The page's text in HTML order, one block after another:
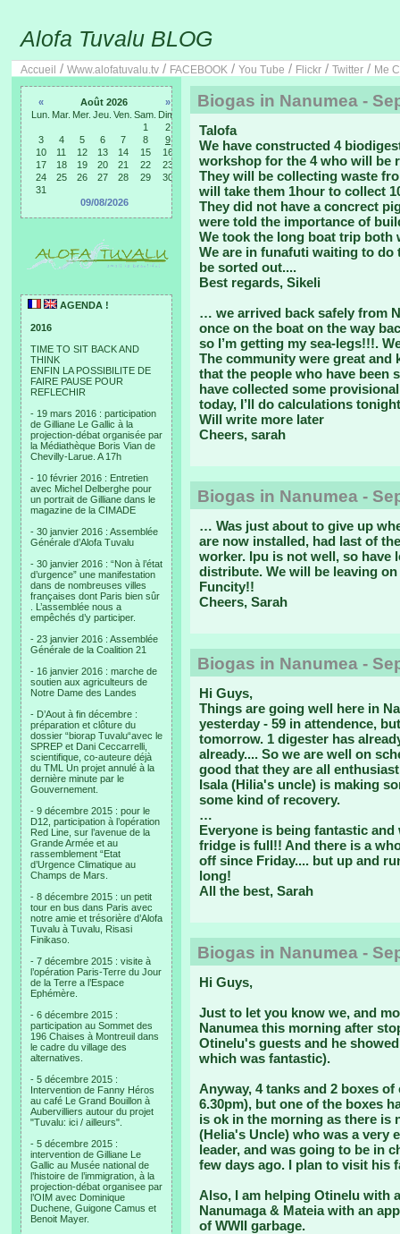
Alofa Tuvalu BLOG
Accueil / Www.alofatuvalu.tv / FACEBOOK / You Tube / Flickr / Twitter / Me
« Août 2026
»
Lun. Mar. Mer. Jeu. Ven. Sam. Dim.
1
2
3
4 5 6 7 8
9
10
11 12 13 14 15
16
17
18 19 20 21 22
23
24
25 26 27 28 29
30
31
09/08/2026
AGENDA !
2016
TIME TO SIT BACK AND
THINK
ENFIN LA POSSIBILITE DE
FAIRE PAUSE POUR
REFLECHIR
- 19 mars 2016 : participation
de Gilliane Le Gallic à la
projection-débat organisée par
la Médiathèque Boris Vian de
Chevilly-Larue. A 17h
- 10 février 2016 : Entretien
avec Michel Delberghe pour
un portrait de Gilliane dans le
magazine de la CIMADE
- 30 janvier 2016 : Assemblée
Générale d’Alofa Tuvalu
- 30 janvier 2016 : “Non à l’état
d’urgence” une manifestation
dans de nombreuses villes
françaises dont Paris bien sûr
. L’assemblée nous a
empêchés d’y participer.
- 23 janvier 2016 : Assemblée
Générale de la Coalition 21
- 16 janvier 2016 : marche de
soutien aux agriculteurs de
Notre Dame des Landes
- D’Aout à fin décembre :
préparation et clôture du
dossier “biorap Tuvalu“avec le
SPREP et Dani Ceccarrelli,
scientifique, co-auteure déjà
du TML Un projet annulé à la
dernière minute par le
Gouvernement.
- 9 décembre 2015 : pour le
D12, participation à l’opération
Red Line, sur l’avenue de la
Grande Armée et au
rassemblement “Etat
d’Urgence Climatique au
Champs de Mars.
- 8 décembre 2015 : un petit
tour en bus dans Paris avec
notre amie et trésorière d’Alofa
Tuvalu à Tuvalu, Risasi
Finikaso.
- 7 décembre 2015 : visite à
l’opération Paris-Terre du Jour
de la Terre a l’Espace
Ephémère.
- 6 décembre 2015 :
participation au Sommet des
196 Chaises à Montreuil dans
le cadre du village des
alternatives.
- 5 décembre 2015 :
Intervention de Fanny Héros
au café Le Grand Bouillon à
Aubervilliers autour du projet
"Tuvalu: ici / ailleurs".
- 5 décembre 2015 :
intervention de Gilliane Le
Gallic au Musée national de
l’histoire de l’immigration, à la
projection-débat organisee par
l’OIM avec Dominique
Duchene, Guigone Camus et
Benoit Mayer.
Biogas in Nanumea -
Talofa
We have constructed 4
workshop for the 4 who will be
They will be collecting waste
will take them 1hour to collect
They did not have a concrect
were told the importance of
We took the long boat trip both
We are in funafuti waiting to
be sorted out....
Best regards, Sikeli
… we arrived back safely from
once on the boat on the way
so I’m getting my sea-legs!!!.
The community were great
that the people who have been
have collected some
today, I’ll do calculations
Will write more later
Cheers, sarah
Biogas in Nanumea -
… Was just about to give up
are now installed, had last of
worker. Ipu is not well, so have
distribute. We will be leaving
Funcity!!
Cheers, Sarah
Biogas in Nanumea -
Hi Guys,
Things are going well here in
yesterday - 59 in attendence,
tomorrow. 1 digester has
already.... So we are well on
good that they are all
Isala (Hilia's uncle) is making
some kind of recovery.
…
Everyone is being fantastic
fridge is full!! And there is a
off since Friday.... but up and
long!
All the best, Sarah
Biogas in Nanumea -
Hi Guys,
Just to let you know we, and
Nanumea this morning after
Otinelu's guests and he
which was fantastic).
Anyway, 4 tanks and 2 boxes
6.30pm), but one of the boxes
is ok in the morning as there is
(Helia's Uncle) who was a very
leader, and was going to be in
few days ago. I plan to visit his
Also, I am helping Otinelu with
Nanumaga & Mateia with an
of WWII garbage.